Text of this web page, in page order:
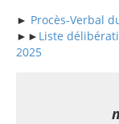
► Procès-Verbal
►► Liste
2025